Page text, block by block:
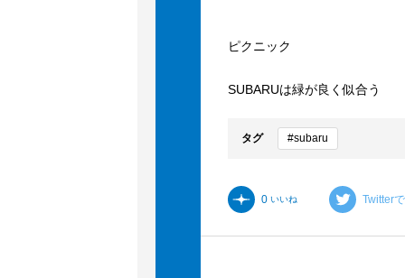
ピクニック
SUBARUは緑が良く似合う
タグ #subaru
0 いいね Twitter